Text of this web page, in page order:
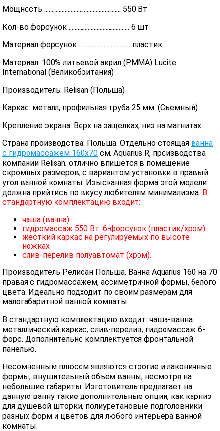
Мощность .................................................... 550 Вт
Кол-во форсунок ......................................... 6 шт
Материал форсунок ................................... пластик
Материал: 100% литьевой акрил (PMMA) Lucite
International (Великобритания)
Производитель: Relisan (Польша)
Каркас: металл, профильная труба 25 мм. (Съемный)
Крепление экрана: Верх на защелках, низ на магнитах.
Страна производства: Польша. Отдельно стоящая ванна
с гидромассажем 160х70 см. Aquarius R, производства
компании Relisan, отлично впишется в помещение
скромных размеров, с вариантом установки в правый
угол ванной комнаты. Изысканная форма этой модели
должна прийтись по вкусу любителям минимализма. В
стандартную комплектацию входит:
чаша (ванна)
гидромассаж 550 Вт. 6-форсунок (пластик/хром)
жесткий каркас на регулируемых по высоте
ножках
слив-перелив полуавтомат (хром).
Производитель Релисан Польша. Ванна Aquarius 160 на 70
правая с гидромассажем, ассиметричной формы, белого
цвета. Идеально подходит по своим размерам для
малогабаритной ванной комнаты.
В стандартную комплектацию входит: чаша-ванна,
металлический каркас, слив-перелив, гидромассаж 6-
форс. Дополнительно комплектуется фронтальной
панелью.
Несомненным плюсом являются строгие и лаконичные
формы, внушительный объем ванны, несмотря на
небольшие габариты. Изготовитель предлагает на
данную ванну такие дополнительные опции, как карниз
для душевой шторки, полиуретановые подголовники
разных форм и цветов для любого интерьера ванной
комнаты.